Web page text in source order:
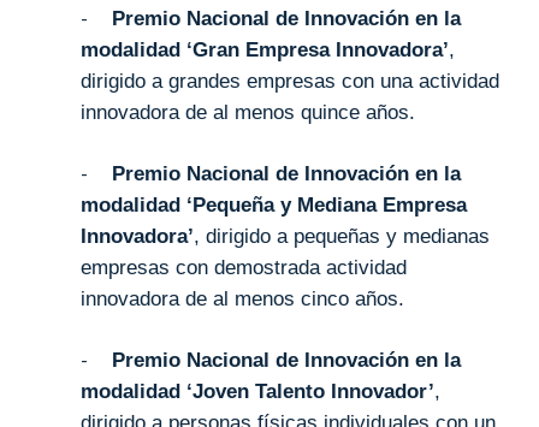
-
Premio Nacional de Innovación en la
modalidad ‘Gran Empresa Innovadora’,
dirigido a grandes empresas con una actividad
innovadora de al menos quince años.
-
Premio Nacional de Innovación en la
modalidad ‘Pequeña y Mediana Empresa
Innovadora’, dirigido a pequeñas y medianas
empresas con demostrada actividad
innovadora de al menos cinco años.
-
Premio Nacional de Innovación en la
modalidad ‘Joven Talento Innovador’,